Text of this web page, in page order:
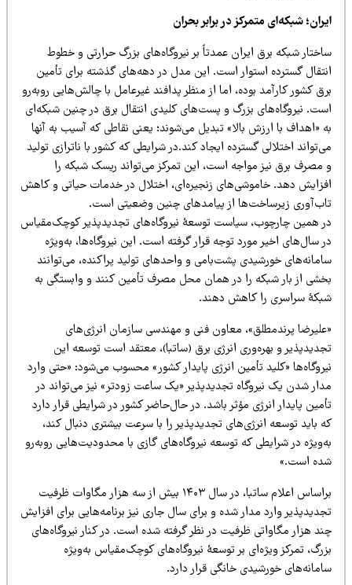
شبکه‌ای متمرکز در برابر بحران
شبکه برق ایران عمدتاً بر نیروگاه‌های بزرگ حرارتی و خطوط
گسترده استوار است. این مدل در دهه‌های گذشته برای تأمین
کشور کارآمد بوده، اما از منظر پدافند غیرعامل با چالش‌هایی روبه‌رو
نیروگاه‌های بزرگ و پست‌های کلیدی انتقال برق در چنین شبکه‌ای
«اهداف با ارزش بالا» تبدیل می‌شوند؛ یعنی نقاطی که آسیب به آنها
اختلالی گسترده ایجاد کند.در شرایطی که کشور با ناترازی تولید
مصرف برق نیز مواجه است، این تمرکز می‌تواند ریسک شبکه را
دهد. خاموشی‌های زنجیره‌ای، اختلال در خدمات حیاتی و کاهش
زیرساخت‌ها از پیامدهای چنین وضعیتی است.
همین چارچوب، سیاست توسعۀ نیروگاه‌های تجدیدپذیر کوچک‌مقیاس
سال‌های اخیر مورد توجه قرار گرفته است. این نیروگاه‌ها، به‌ویژه
خورشیدی پشت‌بامی و واحدهای تولید پراکنده، می‌توانند
از بار شبکه را در همان محل مصرف تأمین کنند و وابستگی به
سراسری را کاهش دهند.
پرندمطلق»، معاون فنی و مهندسی سازمان انرژی‌های
و بهره‌وری انرژی برق (ساتبا)، معتقد است توسعه این
«کلید تأمین انرژی پایدار کشور» محسوب می‌شود: «حتی وارد
شدن یک نیروگاه تجدیدپذیر «یک ساعت زودتر» نیز می‌تواند در
پایدار انرژی مؤثر باشد. در حال‌حاضر کشور در شرایطی قرار دارد
باید توسعه انرژی‌های تجدیدپذیر را با سرعت بیشتری دنبال کند،
در شرایطی که توسعه نیروگاه‌های گازی با محدودیت‌هایی روبه‌رو
است.»
براساس اعلام ساتبا، در سال ۱۴۰۳ بیش از سه هزار مگاوات ظرفیت
وارد مدار شده و برای سال جاری نیز برنامه‌هایی برای افزایش
هزار مگاواتی ظرفیت در نظر گرفته شده است. در کنار نیروگاه‌های
تمرکز ویژه‌ای بر توسعۀ نیروگاه‌های کوچک‌مقیاس به‌ویژه
خورشیدی خانگی قرار دارد.